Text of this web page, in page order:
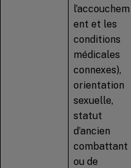
l’accouchem
ent et les
conditions
médicales
connexes),
orientation
sexuelle,
statut
d’ancien
combattant
ou de